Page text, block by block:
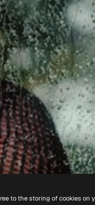
to the storing of cookies on